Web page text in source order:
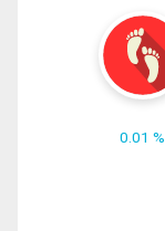
0.01 %